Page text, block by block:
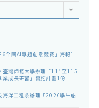
全國AI專題創意競賽」海報1
臺灣師範大學辦理「114至115
業成長研習」實施計畫1份
海洋工程系辦理「2026學生船